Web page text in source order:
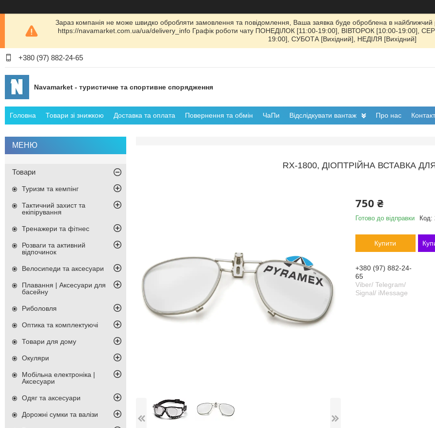
Зараз компанія не може швидко обробляти замовлення та повідомлення, Ваша заявка буде оброблена в найближчий
https://navamarket.com.ua/ua/delivery_info Графік роботи чату ПОНЕДІЛОК [11:00-19:00], ВІВТОРОК [10:00-19:00],
19:00], СУБОТА [Вихідний], НЕДІЛЯ [Вихідний]
+380 (97) 882-24-65
Navamarket - туристичне та спортивне спорядження
Головна Товари зі знижкою Доставка та оплата Повернення та обмін ЧаПи Відслідкувати вантаж Про нас
RX-1800, ДІОПТРІЙНА ВСТАВКА
750 ₴
Готово до відправки Код:
Купити
+380 (97) 882-24-
65
Viber/ Telegram/
Signal/ iMessage
Товари
Туризм та кемпінг
Тактичний захист та
екіпірування
Тренажери та фітнес
Розваги та активний
відпочинок
Велосипеди та аксесуари
Плавання | Аксесуари для
басейну
Риболовля
Оптика та комплектуючі
Товари для дому
Окуляри
Мобільна електроніка |
Аксесуари
Одяг та аксесуари
Дорожні сумки та валізи